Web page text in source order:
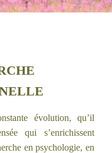
L
I
N
évolution, qu’il
qui s’enrichissent
en psychologie, en